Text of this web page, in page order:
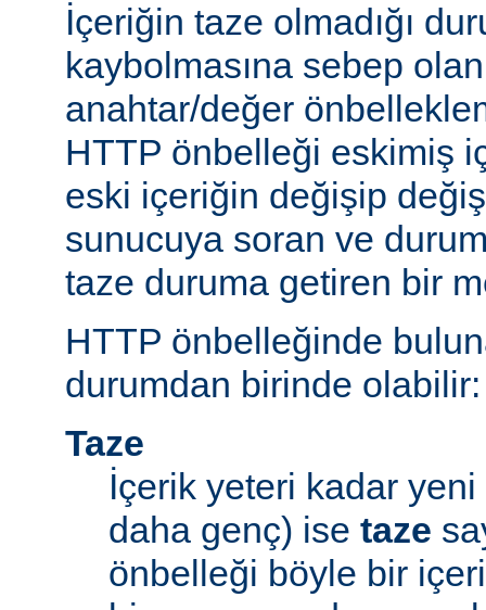
İçeriğin taze olmadığı
kaybolmasına sebep
anahtar/değer
HTTP önbelleği eskimiş
eski içeriğin değişip
sunucuya soran ve
taze duruma getiren bir
HTTP önbelleğinde
durumdan birinde olabilir:
Taze
İçerik yeteri kadar yeni
daha genç) ise taze
önbelleği böyle bir